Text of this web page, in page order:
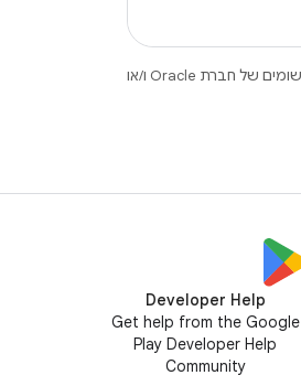
.‏ Java ו-OpenJDK הם סימנים מסחריים או סימנים מסחריים רשומים של חברת Oracle ו/או
Developer Help
Get help from the Google
Play Developer Help
Community